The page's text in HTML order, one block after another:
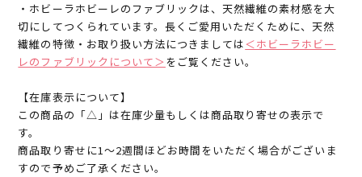
・ホビーラホビーレのファブリックは、天然繊維の素材感を大
切にしてつくられています。長くご愛用いただくために、天然
繊維の特徴・お取り扱い方法につきましては＜ホビーラホビー
レのファブリックについて＞ をご覧ください。
【在庫表示について】
この商品の「△」は在庫少量もしくは商品取り寄せの表示で
す。
商品取り寄せに1～2週間ほどお時間をいただく場合がございま
すので予めご了承ください。